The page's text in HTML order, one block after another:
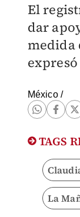
El
dar
medida
México/
TAGS
La